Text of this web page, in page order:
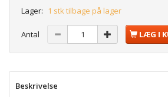
Lager: 1 stk tilbage på lager
Antal LÆG I
Beskrivelse